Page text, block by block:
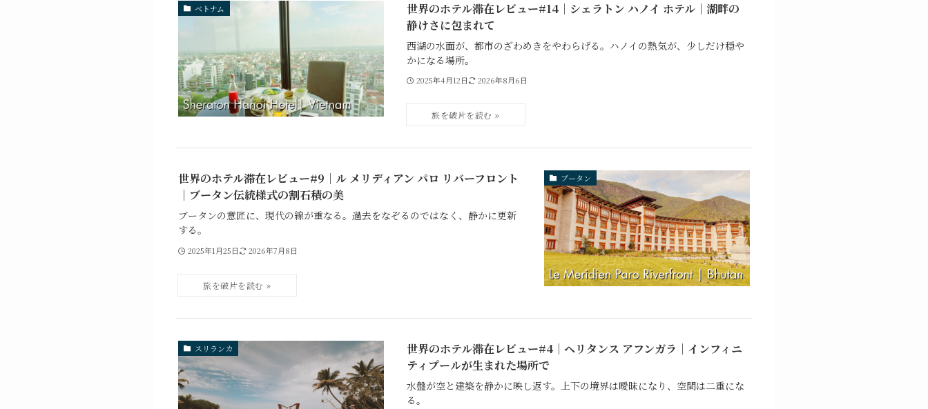
ベトナム
世界のホテル滞在レビュー#14｜シェラトン ハノイ ホテル｜湖畔の
静けさに包まれて
西湖の水面が、都市のざわめきをやわらげる。ハノイの熱気が、少しだけ穏や
かになる場所。
2025年4月12日 2026年8月6日
ブータン
世界のホテル滞在レビュー#9｜ル メリディアン パロ リバーフロント
｜ブータン伝統様式の割石積の美
ブータンの意匠に、現代の線が重なる。過去をなぞるのではなく、静かに更新
する。
2025年1月25日 2026年7月8日
スリランカ
世界のホテル滞在レビュー#4｜ヘリタンス アフンガラ｜インフィニ
ティプールが生まれた場所で
水盤が空と建築を静かに映し返す。上下の境界は曖昧になり、空間は二重にな
る。